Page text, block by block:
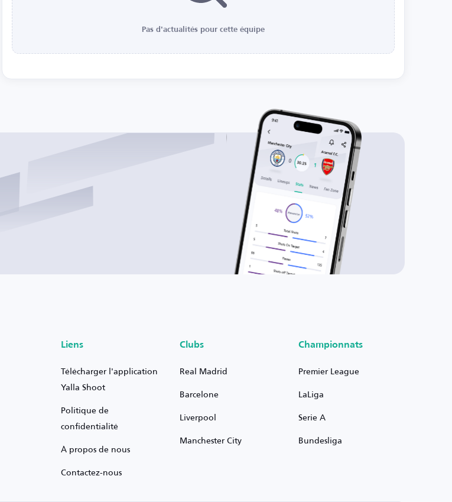
Pas d'actualités pour cette équipe
Liens
Télécharger l'application
Yalla Shoot
Politique de
confidentialité
À propos de nous
Contactez-nous
Clubs
Real Madrid
Barcelone
Liverpool
Manchester City
Championnats
Premier League
LaLiga
Serie A
Bundesliga